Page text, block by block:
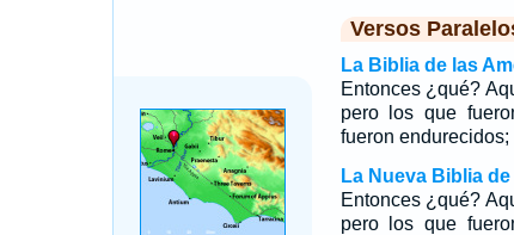
Versos
La Biblia de las
Entonces ¿qué?
pero los que
fueron endurecidos;
La Nueva Biblia
Entonces ¿qué?
pero los que